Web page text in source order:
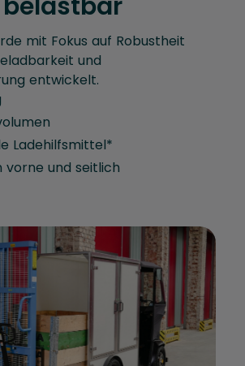
mit Fokus auf Robustheit
und
entwickelt.
Ladehilfsmittel*
vorne und seitlich